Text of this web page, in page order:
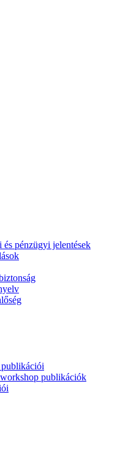
és pénzügyi jelentések
publikációk